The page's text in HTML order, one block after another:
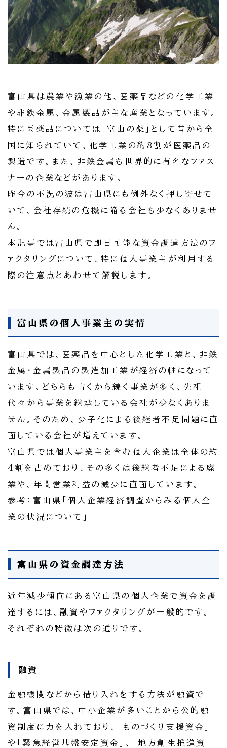
富山県は農業や漁業の他、医薬品などの化学工業
や非鉄金属、金属製品が主な産業となっています。
特に医薬品については「富山の薬」として昔から全
国に知られていて、化学工業の約8割が医薬品の
製造です。また、非鉄金属も世界的に有名なファス
ナーの企業などがあります。
昨今の不況の波は富山県にも例外なく押し寄せて
いて、会社存続の危機に陥る会社も少なくありませ
ん。
本記事では富山県で即日可能な資金調達方法のフ
ァクタリングについて、特に個人事業主が利用する
際の注意点とあわせて解説します。
富山県の個人事業主の実情
富山県では、医薬品を中心とした化学工業と、非鉄
金属・金属製品の製造加工業が経済の軸になって
います。どちらも古くから続く事業が多く、先祖
代々から事業を継承している会社が少なくありま
せん。そのため、少子化による後継者不足問題に直
面している会社が増えています。
富山県では個人事業主を含む個人企業は全体の約
4割を占めており、その多くは後継者不足による廃
業や、年間営業利益の減少に直面しています。
参考：富山県「個人企業経済調査からみる個人企
業の状況について」
富山県の資金調達方法
近年減少傾向にある富山県の個人企業で資金を調
達するには、融資やファクタリングが一般的です。
それぞれの特徴は次の通りです。
融資
金融機関などから借り入れをする方法が融資で
す。富山県では、中小企業が多いことから公的融
資制度に力を入れており、「ものづくり支援資金」
や「緊急経営基盤安定資金」、「地方創生推進資